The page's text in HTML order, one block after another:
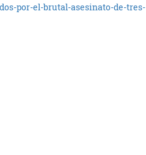
por-el-brutal-asesinato-de-tres-